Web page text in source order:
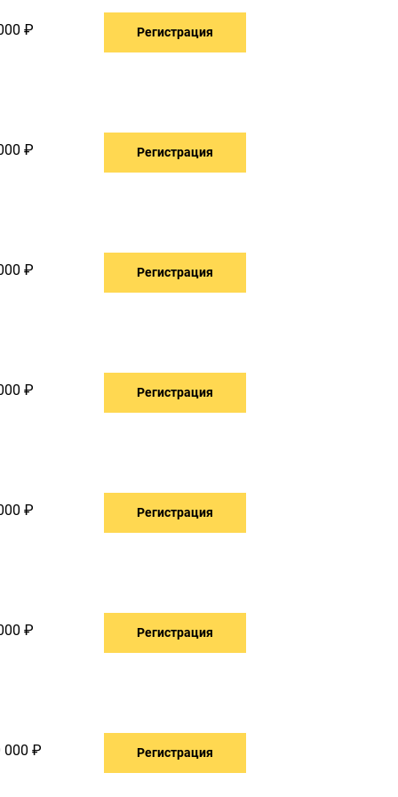
₽ Регистрация
₽ Регистрация
₽ Регистрация
₽ Регистрация
₽ Регистрация
₽ Регистрация
000 ₽ Регистрация